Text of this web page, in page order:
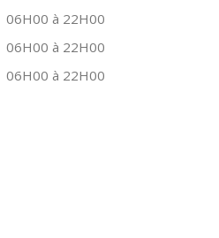
06H00 à 22H00
06H00 à 22H00
06H00 à 22H00